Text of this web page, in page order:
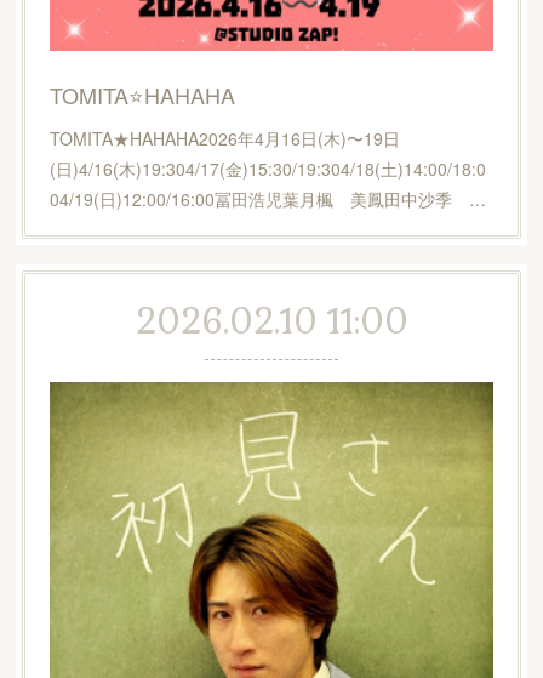
TOMITA⭐️HAHAHA
TOMITA★HAHAHA2026年4月16日(木)〜19日
(日)4/16(木)19:304/17(金)15:30/19:304/18(土)14:00/18:0
04/19(日)12:00/16:00冨田浩児葉月楓 美鳳田中沙季 …
2026.02.10 11:00